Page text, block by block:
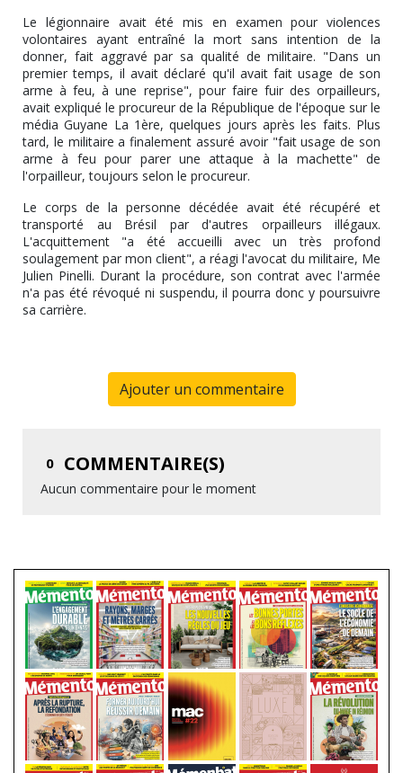
Le légionnaire avait été mis en examen pour violences
volontaires ayant entraîné la mort sans intention de la
donner, fait aggravé par sa qualité de militaire. "Dans un
premier temps, il avait déclaré qu'il avait fait usage de son
arme à feu, à une reprise", pour faire fuir des orpailleurs,
avait expliqué le procureur de la République de l'époque sur le
média Guyane La 1ère, quelques jours après les faits. Plus
tard, le militaire a finalement assuré avoir "fait usage de son
arme à feu pour parer une attaque à la machette" de
l'orpailleur, toujours selon le procureur.
Le corps de la personne décédée avait été récupéré et
transporté au Brésil par d'autres orpailleurs illégaux.
L'acquittement "a été accueilli avec un très profond
soulagement par mon client", a réagi l'avocat du militaire, Me
Julien Pinelli. Durant la procédure, son contrat avec l'armée
n'a pas été révoqué ni suspendu, il pourra donc y poursuivre
sa carrière.
Ajouter un commentaire
0 COMMENTAIRE(S)
Aucun commentaire pour le moment